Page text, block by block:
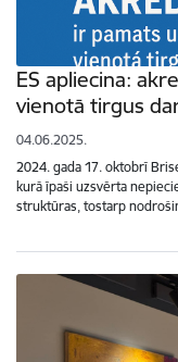
ES apliecina:
vienotā tirgus
04.06.2025.
2024. gada 17. oktobrī
kurā īpaši uzsvērta
struktūras, tostarp